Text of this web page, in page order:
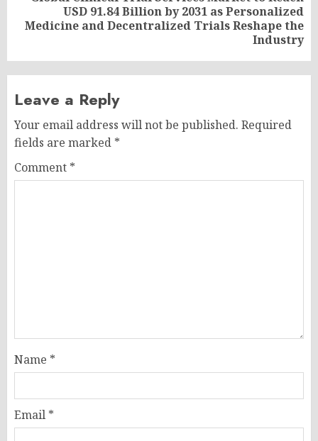
post:
USD 91.84 Billion by 2031 as Personalized
Medicine and Decentralized Trials Reshape the
Industry
Leave a Reply
Your email address will not be published. Required
fields are marked *
Comment *
Name *
Email *